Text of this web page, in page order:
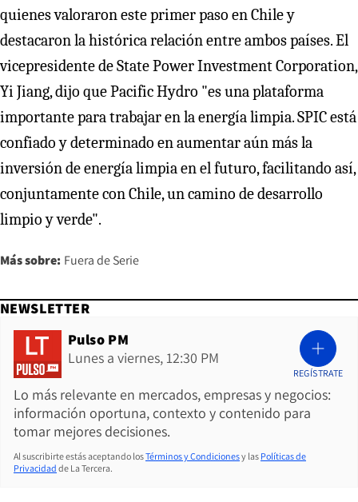
quienes valoraron este primer paso en Chile y
destacaron la histórica relación entre ambos países. El
vicepresidente de State Power Investment Corporation,
Yi Jiang, dijo que Pacific Hydro "es una plataforma
importante para trabajar en la energía limpia. SPIC está
confiado y determinado en aumentar aún más la
inversión de energía limpia en el futuro, facilitando así,
conjuntamente con Chile, un camino de desarrollo
limpio y verde".
Más sobre: Fuera de Serie
NEWSLETTER
Pulso PM
Lunes a viernes, 12:30 PM
Lo más relevante en mercados, empresas y negocios:
información oportuna, contexto y contenido para
tomar mejores decisiones.
REGÍSTRATE
Al suscribirte estás aceptando losTérminos y Condicionesy las Políticas de
Privacidad de La Tercera.